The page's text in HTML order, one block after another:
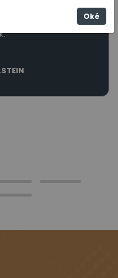
Oké
programma. Het